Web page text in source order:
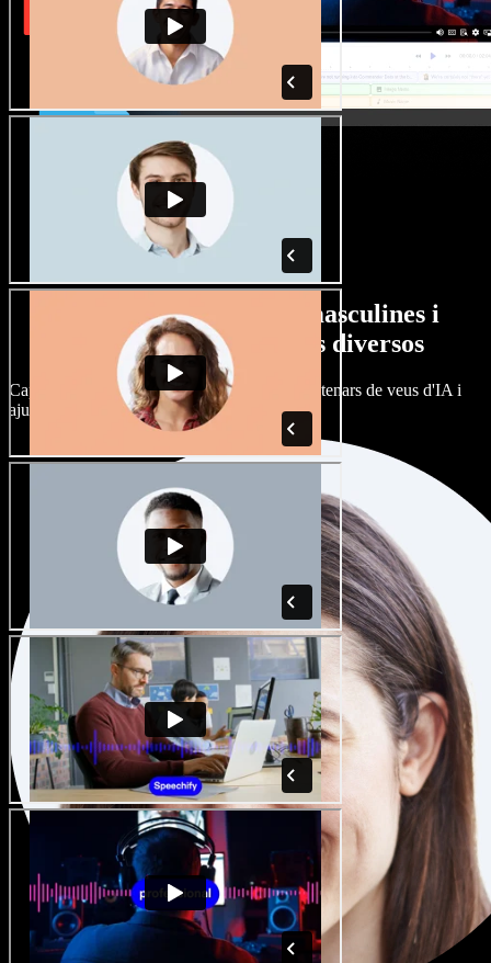
Gran varietat de veus masculines i
femenines amb accents diversos
Cap projecte ha de sonar igual. Tria entre centenars de veus d'IA i
ajusta'n l’accent.